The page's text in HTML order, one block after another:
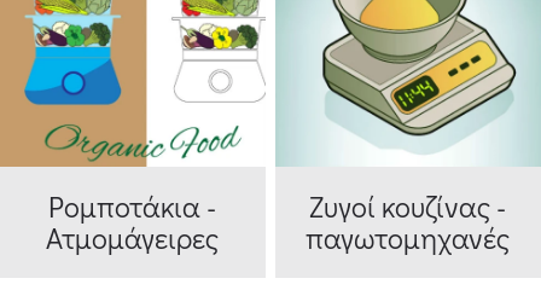
Ρομποτάκια -
Ατμομάγειρες
Ζυγοί κουζίνας -
παγωτομηχανές